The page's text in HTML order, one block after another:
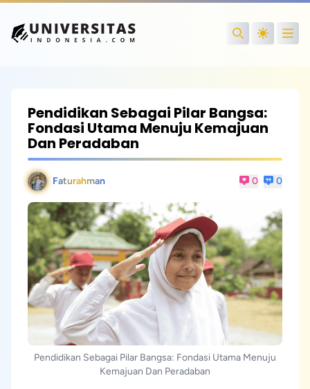
Search
Pendidikan Sebagai Pilar Bangsa:
Fondasi Utama Menuju Kemajuan
Dan Peradaban
Faturahman 0 0
Pendidikan Sebagai Pilar Bangsa: Fondasi Utama Menuju
Kemajuan Dan Peradaban